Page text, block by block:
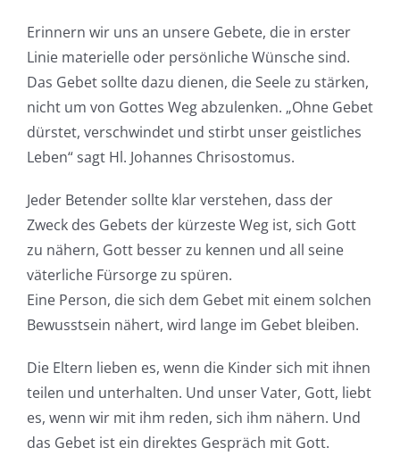
Erinnern wir uns an unsere Gebete, die in erster
Linie materielle oder persönliche Wünsche sind.
Das Gebet sollte dazu dienen, die Seele zu stärken,
nicht um von Gottes Weg abzulenken. „Ohne Gebet
dürstet, verschwindet und stirbt unser geistliches
Leben“ sagt Hl. Johannes Chrisostomus.
Jeder Betender sollte klar verstehen, dass der
Zweck des Gebets der kürzeste Weg ist, sich Gott
zu nähern, Gott besser zu kennen und all seine
väterliche Fürsorge zu spüren.
Eine Person, die sich dem Gebet mit einem solchen
Bewusstsein nähert, wird lange im Gebet bleiben.
Die Eltern lieben es, wenn die Kinder sich mit ihnen
teilen und unterhalten. Und unser Vater, Gott, liebt
es, wenn wir mit ihm reden, sich ihm nähern. Und
das Gebet ist ein direktes Gespräch mit Gott.